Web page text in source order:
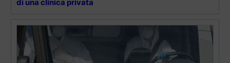
di una clinica privata